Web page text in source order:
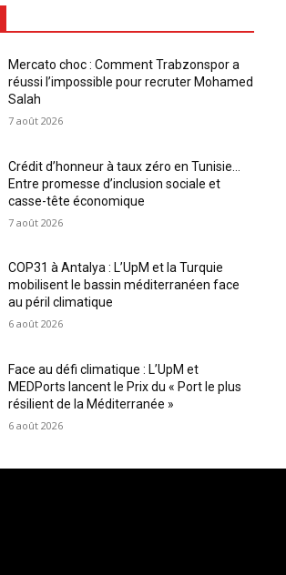
Mercato choc : Comment Trabzonspor a
réussi l’impossible pour recruter Mohamed
Salah
7 août 2026
Crédit d’honneur à taux zéro en Tunisie…
Entre promesse d’inclusion sociale et
casse-tête économique
7 août 2026
COP31 à Antalya : L’UpM et la Turquie
mobilisent le bassin méditerranéen face
au péril climatique
6 août 2026
Face au défi climatique : L’UpM et
MEDPorts lancent le Prix du « Port le plus
résilient de la Méditerranée »
6 août 2026